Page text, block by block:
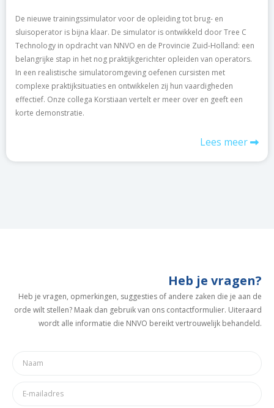
De nieuwe trainingssimulator voor de opleiding tot brug- en
sluisoperator is bijna klaar. De simulator is ontwikkeld door Tree C
Technology in opdracht van NNVO en de Provincie Zuid-Holland: een
belangrijke stap in het nog praktijkgerichter opleiden van operators.
In een realistische simulatoromgeving oefenen cursisten met
complexe praktijksituaties en ontwikkelen zij hun vaardigheden
effectief. Onze collega Korstiaan vertelt er meer over en geeft een
korte demonstratie.
Lees meer
Heb je vragen?
Heb je vragen, opmerkingen, suggesties of andere zaken die je aan de
orde wilt stellen? Maak dan gebruik van ons contactformulier. Uiteraard
wordt alle informatie die NNVO bereikt vertrouwelijk behandeld.